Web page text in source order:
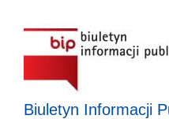
Biuletyn Informacji